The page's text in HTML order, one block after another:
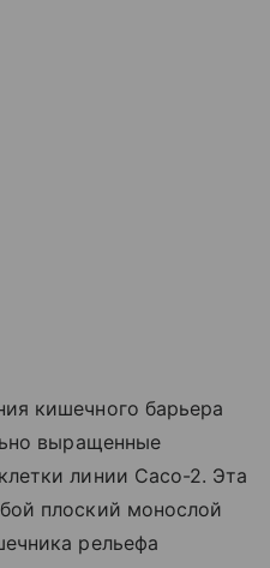
кишечного барьера
выращенные
линии Caco-2. Эта
плоский монослой
рельефа